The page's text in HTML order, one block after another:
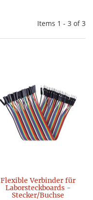
Items 1 - 3 of 3
Flexible Verbinder für
Laborsteckboards -
Stecker/Buchse